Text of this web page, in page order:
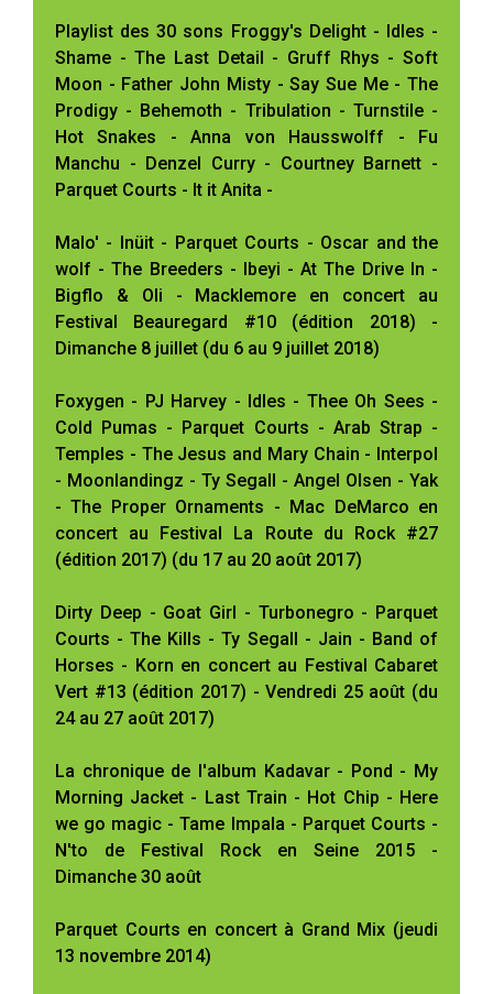
Playlist des 30 sons Froggy's Delight - Idles -
Shame - The Last Detail - Gruff Rhys - Soft
Moon - Father John Misty - Say Sue Me - The
Prodigy - Behemoth - Tribulation - Turnstile -
Hot Snakes - Anna von Hausswolff - Fu
Manchu - Denzel Curry - Courtney Barnett -
Parquet Courts - It it Anita -
Malo' - Inüit - Parquet Courts - Oscar and the
wolf - The Breeders - Ibeyi - At The Drive In -
Bigflo & Oli - Macklemore en concert au
Festival Beauregard #10 (édition 2018) -
Dimanche 8 juillet (du 6 au 9 juillet 2018)
Foxygen - PJ Harvey - Idles - Thee Oh Sees -
Cold Pumas - Parquet Courts - Arab Strap -
Temples - The Jesus and Mary Chain - Interpol
- Moonlandingz - Ty Segall - Angel Olsen - Yak
- The Proper Ornaments - Mac DeMarco en
concert au Festival La Route du Rock #27
(édition 2017) (du 17 au 20 août 2017)
Dirty Deep - Goat Girl - Turbonegro - Parquet
Courts - The Kills - Ty Segall - Jain - Band of
Horses - Korn en concert au Festival Cabaret
Vert #13 (édition 2017) - Vendredi 25 août (du
24 au 27 août 2017)
La chronique de l'album Kadavar - Pond - My
Morning Jacket - Last Train - Hot Chip - Here
we go magic - Tame Impala - Parquet Courts -
N'to de Festival Rock en Seine 2015 -
Dimanche 30 août
Parquet Courts en concert à Grand Mix (jeudi
13 novembre 2014)